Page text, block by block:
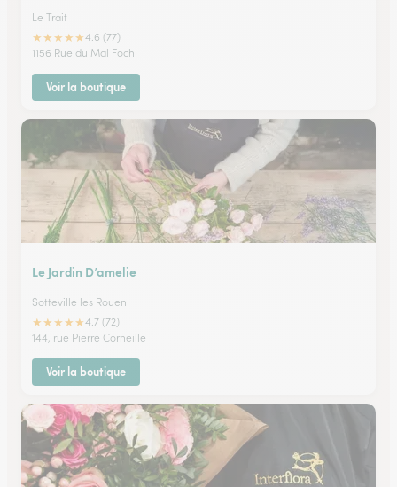
Le Trait
★★★★★4.6 (77)
1156 Rue du Mal Foch
Voir la boutique
Le Jardin D’amelie
Sotteville les Rouen
★★★★★4.7 (72)
144, rue Pierre Corneille
Voir la boutique